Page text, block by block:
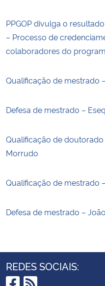
PPGOP divulga o
– Processo de
colaboradores do
Qualificação de mestrado
Defesa de mestrado –
Qualificação de
Morrudo
Qualificação de mestrado
Defesa de mestrado –
REDES SOCIAIS: